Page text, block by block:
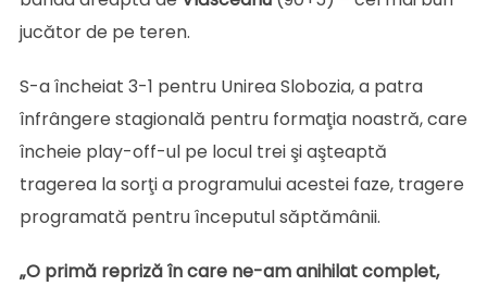
jucător de pe teren.
S-a încheiat 3-1 pentru Unirea Slobozia, a patra
înfrângere stagională pentru formaţia noastră, care
încheie play-off-ul pe locul trei şi aşteaptă
tragerea la sorţi a programului acestei faze, tragere
programată pentru începutul săptămânii.
„O primă repriză în care ne-am anihilat complet,